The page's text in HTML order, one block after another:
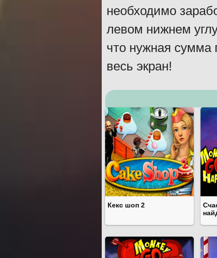
необходимо
левом нижнем
что нужная сумма
весь экран!
Кекс шоп 2